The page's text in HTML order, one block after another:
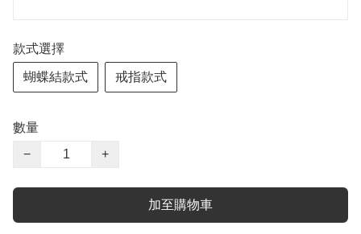
款式選擇
蝴蝶結款式 戒指款式
數量
−
+
加至購物車